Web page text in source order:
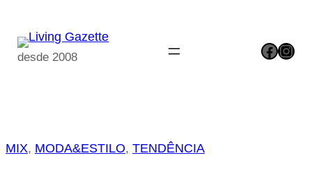
para
desde 2008 Facebook Instagram
MIX, MODA&ESTILO, TENDÊNCIA